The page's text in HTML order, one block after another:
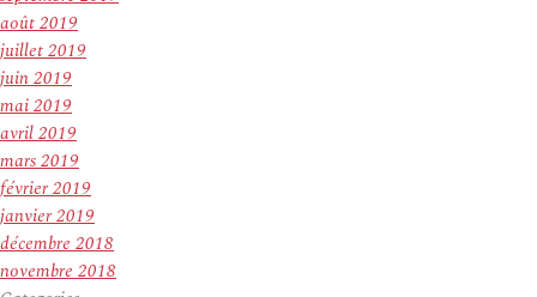
août 2019
juillet 2019
juin 2019
mai 2019
avril 2019
mars 2019
février 2019
janvier 2019
décembre 2018
novembre 2018